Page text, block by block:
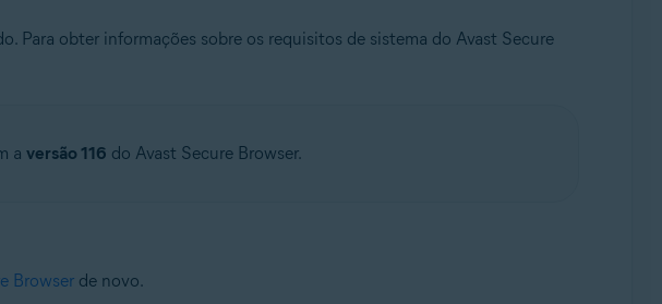
Para obter informações sobre os requisitos de sistema do Avast Secure
a versão 116 do Avast Secure Browser.
Browserde novo.